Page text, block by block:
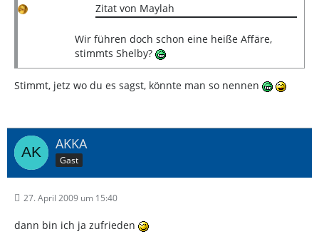
Zitat von Maylah
Wir führen doch schon eine heiße Affäre,
stimmts Shelby?
Stimmt, jetz wo du es sagst, könnte man so nennen
AKKA
Gast
27. April 2009 um 15:40
dann bin ich ja zufrieden